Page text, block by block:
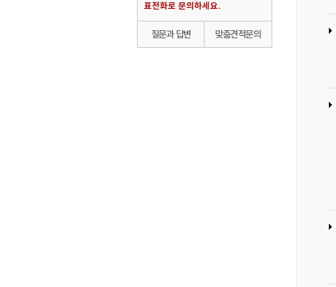
표전화로 문의하세요.
질문과 답변 맞춤견적문의